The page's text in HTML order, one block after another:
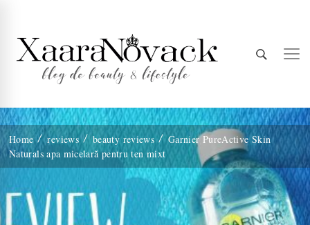
Xaara
Novack
Home reviews beauty reviews
Garnier PureActive Skin
Naturals apa micelară pentru ten mixt